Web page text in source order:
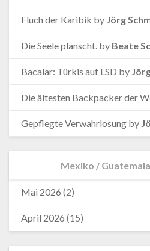
Fluch der Karibik by Jörg
Die Seele planscht. by Beate
Bacalar: Türkis auf LSD by
Die ältesten Backpacker der
Gepflegte Verwahrlosung by
Mexiko /
Mai 2026 (2)
April 2026 (15)